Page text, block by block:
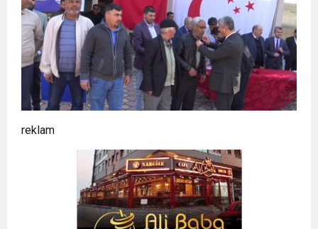
reklam